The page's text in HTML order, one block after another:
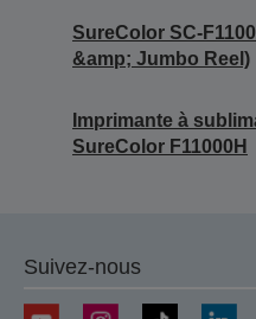
SureColor SC-
&amp; Jumbo Reel)
Imprimante à
SureColor F11000H
Suivez-nous